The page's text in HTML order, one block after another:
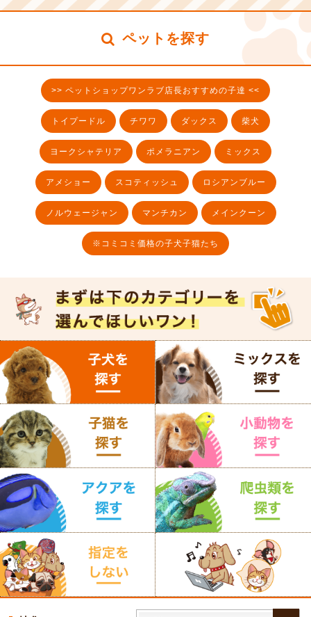
ペットを探す
>> ペットショップワンラブ店長おすすめの子達 <<
トイプードル チワワ ダックス 柴犬
ヨークシャテリア ポメラニアン ミックス
アメショー スコティッシュ ロシアンブルー
ノルウェージャン マンチカン メインクーン
※コミコミ価格の子犬子猫たち